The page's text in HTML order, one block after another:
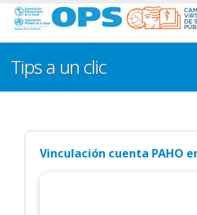
Pasar
contenido
Tips a un clic
Vinculación cuenta PAHO